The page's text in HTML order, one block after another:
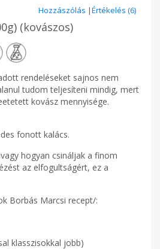
Hozzászólás |Értékelés (6)
(kovászos)
rendeléseket sajnos nem
tudom teljesíteni mindig, mert
kovász mennyisége.
fonott kalács.
hogyan csináljak a finom
az elfogultságért, ez a
Borbás Marcsi recept/:
klasszisokkal jobb)